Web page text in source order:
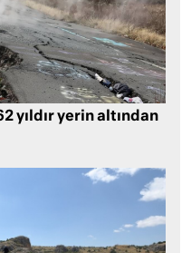
yıldır yerin altından